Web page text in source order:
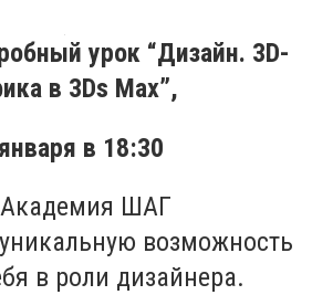
урок “Дизайн. 3D-
в 3Ds Max”,
в 18:30
ШАГ
возможность
в роли дизайнера.